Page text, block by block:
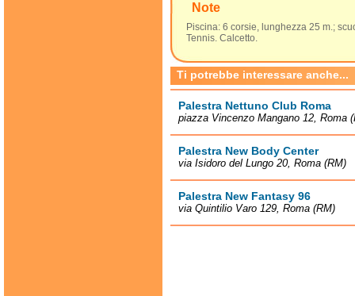
Note
Piscina: 6 corsie, lunghezza 25 m.;
Tennis. Calcetto.
Ti potrebbe interessare anche...
Palestra Nettuno Club Roma
piazza Vincenzo Mangano 12, Roma
Palestra New Body Center
via Isidoro del Lungo 20, Roma (RM)
Palestra New Fantasy 96
via Quintilio Varo 129, Roma (RM)